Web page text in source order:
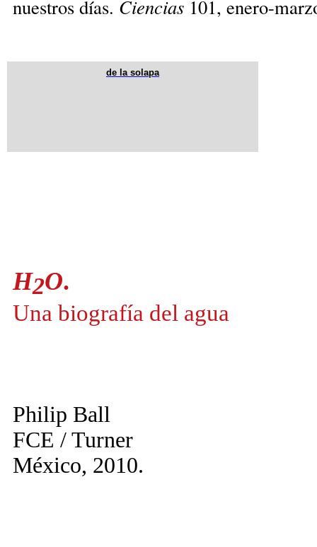
nuestros días. Ciencias 101, enero-
de la solapa
H2O.
Una biografía del agua
Philip Ball
FCE / Turner
México, 2010.